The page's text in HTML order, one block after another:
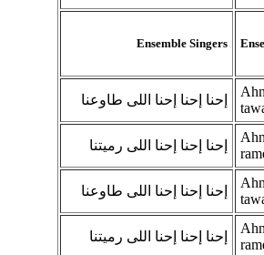
Ensemble Singers
إحنا إحنا إحنا اللى طاوعنا
إحنا إحنا إحنا اللى رميتنا
إحنا إحنا إحنا اللى طاوعنا
إحنا إحنا إحنا اللى رميتنا